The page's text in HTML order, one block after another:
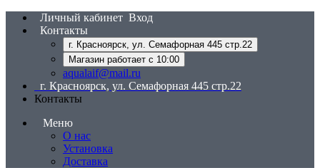
Личный кабинет Вход
Контакты
г. Красноярск, ул. Семафорная 445 стр.22
Магазин работает с 10:00
aqualaif@mail.ru
г. Красноярск, ул. Семафорная 445 стр.22
Контакты
Меню
О нас
Установка
Доставка